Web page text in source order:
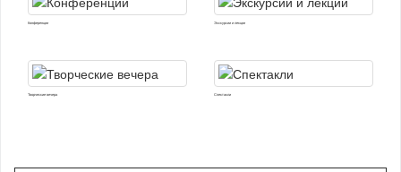
Конференции Экскурсии и лекции
Творческие вечера Спектакли